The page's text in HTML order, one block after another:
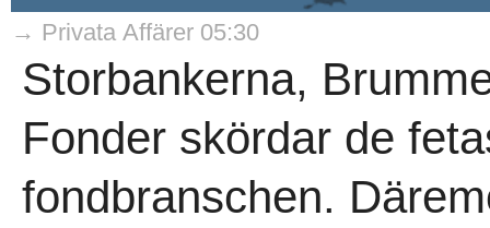
→ Privata Affärer 05:30
Storbankerna,
Fonder skördar de
fondbranschen.